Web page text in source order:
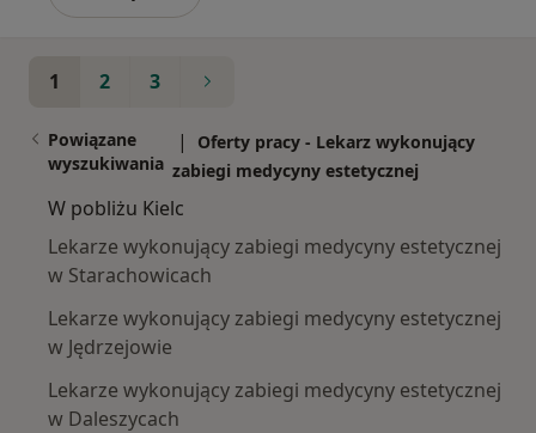
1 2 3
Powiązane
wyszukiwania
|
Oferty pracy - Lekarz wykonujący
zabiegi medycyny estetycznej
W pobliżu Kielc
Lekarze wykonujący zabiegi medycyny estetycznej
w Starachowicach
Lekarze wykonujący zabiegi medycyny estetycznej
w Jędrzejowie
Lekarze wykonujący zabiegi medycyny estetycznej
w Daleszycach